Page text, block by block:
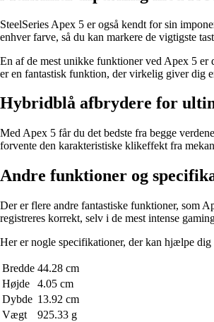
SteelSeries Apex 5 er også kendt for sin
enhver farve, så du kan markere de vigtigste
En af de mest unikke funktioner ved Apex 5
er en fantastisk funktion, der virkelig giver dig
Hybridblå afbrydere for
Med Apex 5 får du det bedste fra begge
forvente den karakteristiske klikeffekt fra
Andre funktioner og
Der er flere andre fantastiske funktioner, som
registreres korrekt, selv i de mest intense
Her er nogle specifikationer, der kan hjælpe
Bredde 44.28 cm
Højde
4.05 cm
Dybde 13.92 cm
Vægt
925.33 g